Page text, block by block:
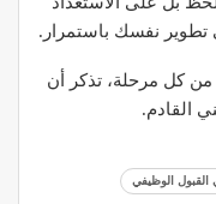
تطوير نفسك باستمرار.
كل مرحلة، تذكر أن
القادم.​
الوظيفي